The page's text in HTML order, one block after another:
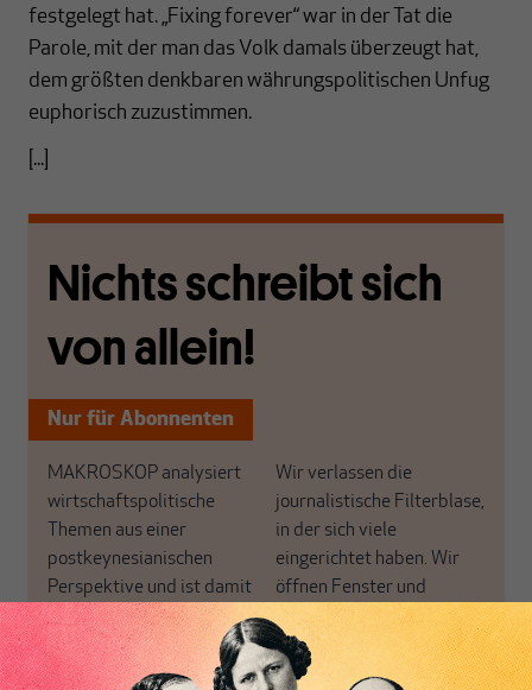
festgelegt hat. „Fixing forever“ war in der Tat die
Parole, mit der man das Volk damals überzeugt hat,
dem größten denkbaren währungspolitischen Unfug
euphorisch zuzustimmen.
[...]
Nichts schreibt sich
von allein!
Nur für Abonnenten
MAKROSKOP analysiert
wirtschaftspolitische
Themen aus einer
postkeynesianischen
Perspektive und ist damit
in Deutschland einzigartig.
MAKROSKOP steht für
das große Ganze. Wir
Wir verlassen die
journalistische Filterblase,
in der sich viele
eingerichtet haben. Wir
öffnen Fenster und
bringen frische Luft in die
engen und verstaubten
Debattenräume.